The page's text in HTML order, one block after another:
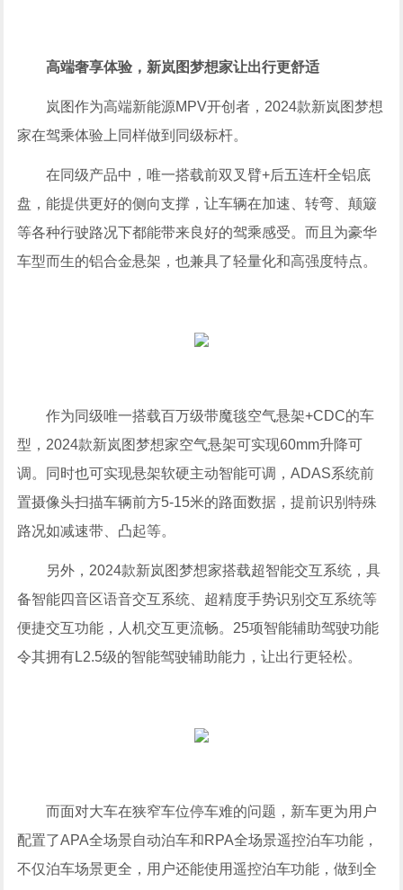
高端奢享体验，新岚图梦想家让出行更舒适
岚图作为高端新能源MPV开创者，2024款新岚图梦想
家在驾乘体验上同样做到同级标杆。
在同级产品中，唯一搭载前双叉臂+后五连杆全铝底
盘，能提供更好的侧向支撑，让车辆在加速、转弯、颠簸
等各种行驶路况下都能带来良好的驾乘感受。而且为豪华
车型而生的铝合金悬架，也兼具了轻量化和高强度特点。
作为同级唯一搭载百万级带魔毯空气悬架+CDC的车
型，2024款新岚图梦想家空气悬架可实现60mm升降可
调。同时也可实现悬架软硬主动智能可调，ADAS系统前
置摄像头扫描车辆前方5-15米的路面数据，提前识别特殊
路况如减速带、凸起等。
另外，2024款新岚图梦想家搭载超智能交互系统，具
备智能四音区语音交互系统、超精度手势识别交互系统等
便捷交互功能，人机交互更流畅。25项智能辅助驾驶功能
令其拥有L2.5级的智能驾驶辅助能力，让出行更轻松。
而面对大车在狭窄车位停车难的问题，新车更为用户
配置了APA全场景自动泊车和RPA全场景遥控泊车功能，
不仅泊车场景更全，用户还能使用遥控泊车功能，做到全